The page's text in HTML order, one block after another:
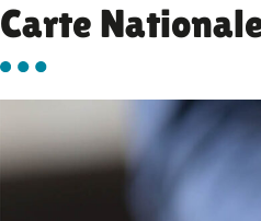
Carte